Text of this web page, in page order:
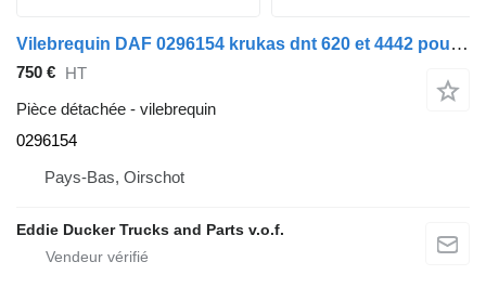
Vilebrequin DAF 0296154 krukas dnt 620 et 4442 pour camion
750 € HT
Pièce détachée - vilebrequin
0296154
Pays-Bas, Oirschot
Eddie Ducker Trucks and Parts v.o.f.